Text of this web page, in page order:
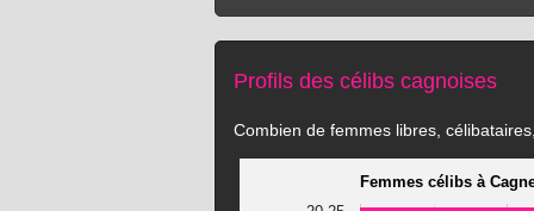
Profils des célibs cagnoises
Combien de femmes libres,
Femmes célibs à